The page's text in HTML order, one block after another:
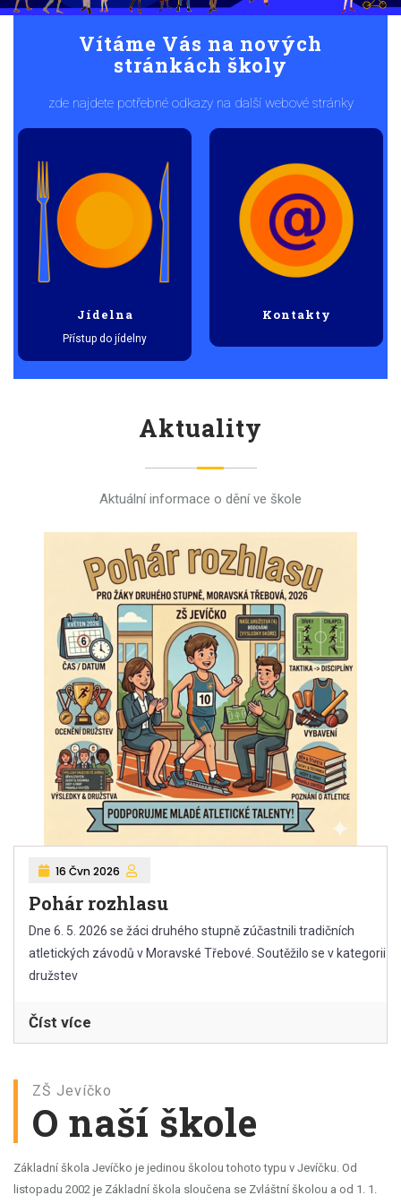
i
Vítáme Vás na nových
stránkách školy
zde najdete potřebné odkazy na další webové stránky
Jídelna
Přístup do jídelny
Kontakty
Aktuality
Aktuální informace o dění ve škole
16 Čvn 2026
Pohár rozhlasu
Dne 6. 5. 2026 se žáci druhého stupně zúčastnili tradičních
atletických závodů v Moravské Třebové. Soutěžilo se v kategorii
družstev
Číst více
ZŠ Jevíčko
O naší škole
Základní škola Jevíčko je jedinou školou tohoto typu v Jevíčku. Od
listopadu 2002 je Základní škola sloučena se Zvláštní školou a od 1. 1.